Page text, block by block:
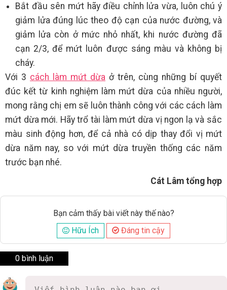
Bắt đầu sên mứt hãy điều chỉnh lửa vừa, luôn chú ý
giảm lửa đúng lúc theo độ cạn của nước đường, và
giảm lửa còn ở mức nhỏ nhất, khi nước đường đã
cạn 2/3, để mứt luôn được sáng màu và không bị
cháy.
Với 3 cách làm mứt dừa ở trên, cùng những bí quyết
đúc kết từ kinh nghiệm làm mứt dừa của nhiều người,
mong rằng chị em sẽ luôn thành công với các cách làm
mứt dừa mới. Hãy trổ tài làm mứt dừa vị ngon lạ và sắc
màu sinh động hơn, để cả nhà có dịp thay đổi vị mứt
dừa năm nay, so với mứt dừa truyền thống các năm
trước bạn nhé.
Cát Lâm tổng hợp
Bạn cảm thấy bài viết này thế nào?
Hữu Ích
Đáng tin cậy
0 bình luận